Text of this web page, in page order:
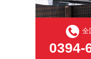
全
0394-